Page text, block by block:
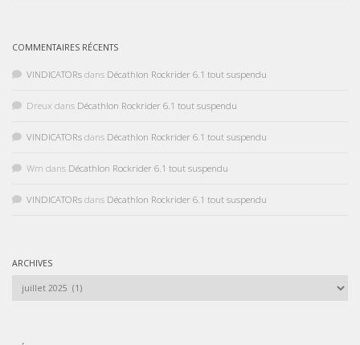
COMMENTAIRES RÉCENTS
VINDICATORs dans Décathlon Rockrider 6.1 tout suspendu
Dreux dans Décathlon Rockrider 6.1 tout suspendu
VINDICATORs dans Décathlon Rockrider 6.1 tout suspendu
Wm dans Décathlon Rockrider 6.1 tout suspendu
VINDICATORs dans Décathlon Rockrider 6.1 tout suspendu
ARCHIVES